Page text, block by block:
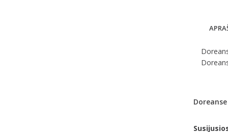
Doreanse